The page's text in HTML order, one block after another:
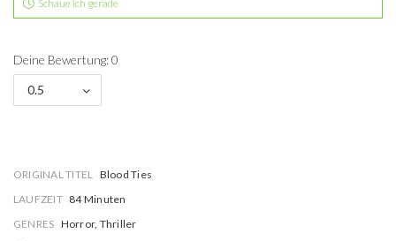
Schaue ich gerade
Deine Bewertung: 0
0.5
ORIGINAL TITEL Blood Ties
LAUFZEIT 84 Minuten
GENRES Horror, Thriller